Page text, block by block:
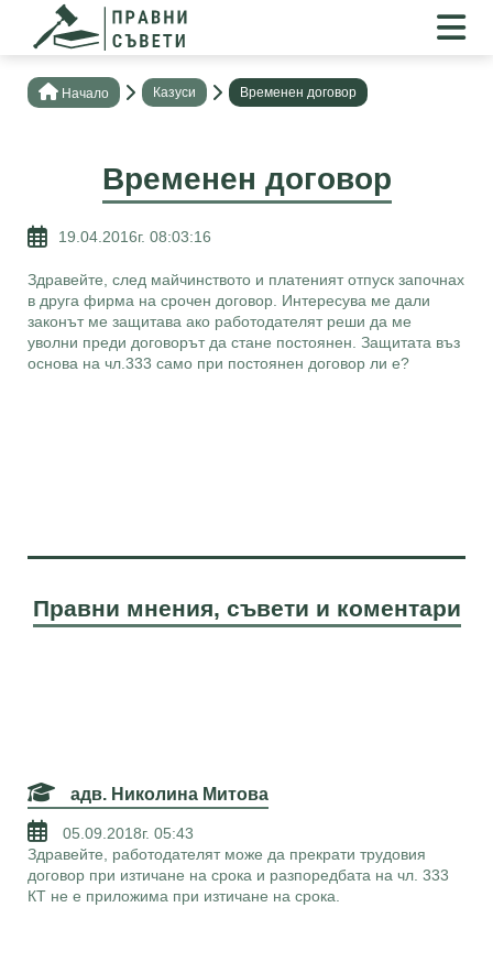
Нaчало Казуси Временен договор
Временен договор
19.04.2016г. 08:03:16
Здравейте, след майчинството и платеният отпуск започнах
в друга фирма на срочен договор. Интересува ме дали
законът ме защитава ако работодателят реши да ме
уволни преди договорът да стане постоянен. Защитата въз
основа на чл.333 само при постоянен договор ли е?
Правни мнения, съвети и коментари
адв. Николина Митова
05.09.2018г. 05:43
Здравейте, работодателят може да прекрати трудовия
договор при изтичане на срока и разпоредбата на чл. 333
КТ не е приложима при изтичане на срока.